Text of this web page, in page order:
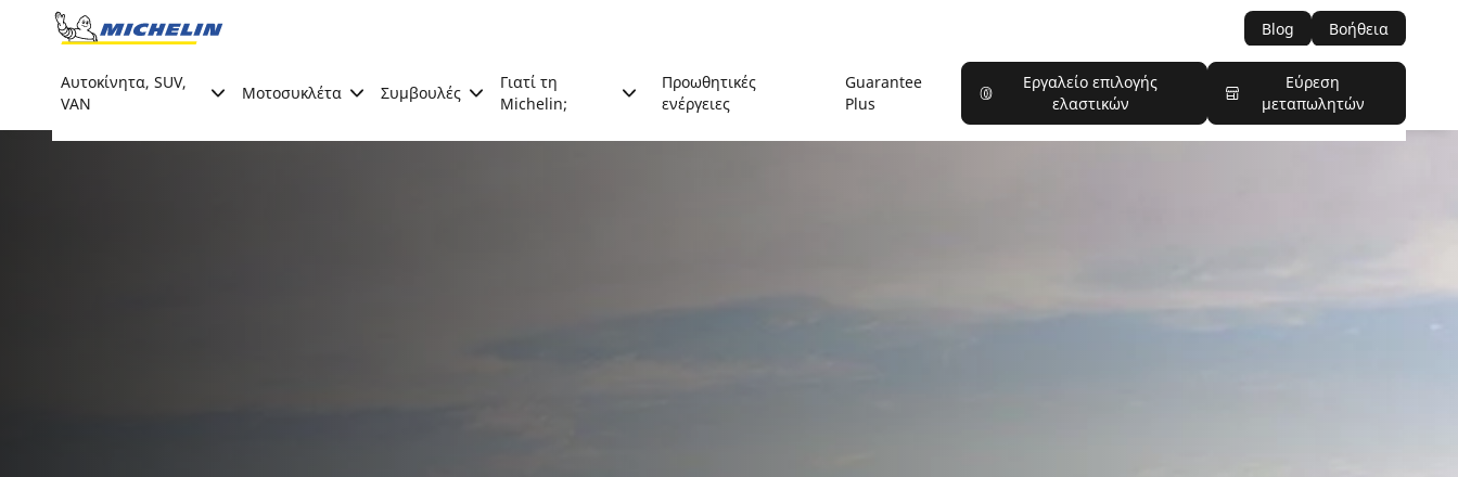
Go to page content
Blog Βοήθεια
Αυτοκίνητα, SUV,
VAN
Μοτοσυκλέτα Συμβουλές
Γιατί τη
Michelin;
Προωθητικές
ενέργειες
Guarantee
Plus
Εργαλείο επιλογής
ελαστικών
Εύρεση
μεταπωλητών